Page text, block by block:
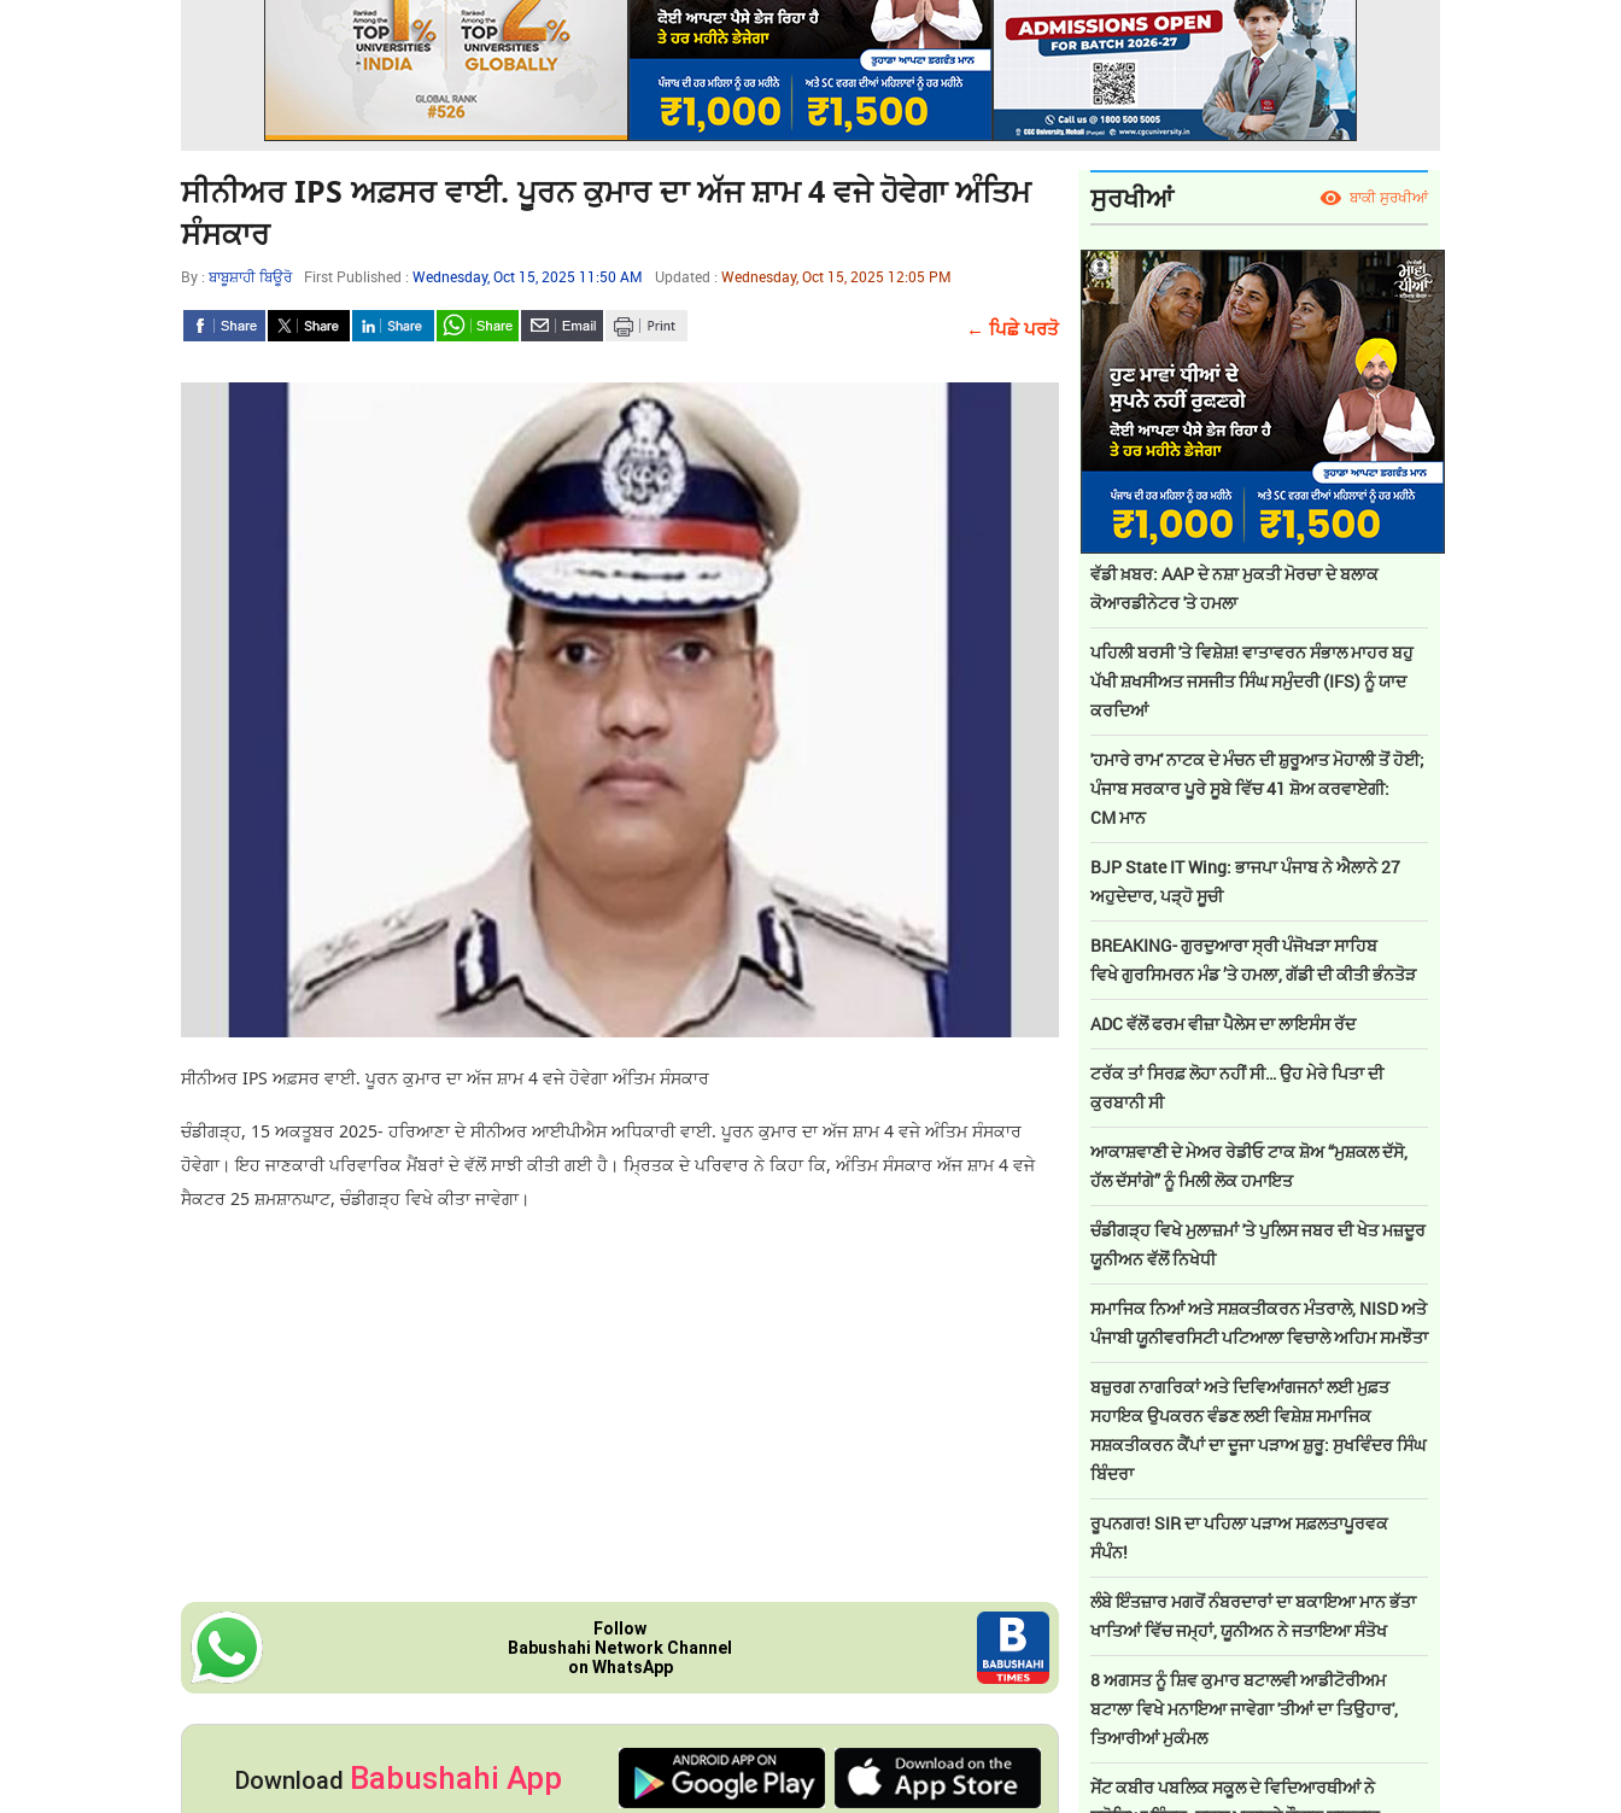
ਸੀਨੀਅਰ IPS ਅਫ਼ਸਰ ਵਾਈ. ਪੂਰਨ ਕੁਮਾਰ ਦਾ ਅੱਜ ਸ਼ਾਮ 4 ਵਜੇ ਹੋਵੇਗਾ ਅੰਤਿਮ
ਸੰਸਕਾਰ
By : ਬਾਬੂਸ਼ਾਹੀ ਬਿਊਰੋ First Published : Wednesday, Oct 15, 2025 11:50 AM Updated : Wednesday, Oct 15, 2025 12:05 PM
← ਪਿਛੇ ਪਰਤੋ
ਸੀਨੀਅਰ IPS ਅਫ਼ਸਰ ਵਾਈ. ਪੂਰਨ ਕੁਮਾਰ ਦਾ ਅੱਜ ਸ਼ਾਮ 4 ਵਜੇ ਹੋਵੇਗਾ ਅੰਤਿਮ ਸੰਸਕਾਰ
ਚੰਡੀਗੜ੍ਹ, 15 ਅਕਤੂਬਰ 2025- ਹਰਿਆਣਾ ਦੇ ਸੀਨੀਅਰ ਆਈਪੀਐਸ ਅਧਿਕਾਰੀ ਵਾਈ. ਪੂਰਨ ਕੁਮਾਰ ਦਾ ਅੱਜ ਸ਼ਾਮ 4 ਵਜੇ ਅੰਤਿਮ ਸੰਸਕਾਰ
ਹੋਵੇਗਾ। ਇਹ ਜਾਣਕਾਰੀ ਪਰਿਵਾਰਿਕ ਮੈਂਬਰਾਂ ਦੇ ਵੱਲੋਂ ਸਾਝੀ ਕੀਤੀ ਗਈ ਹੈ। ਮ੍ਰਿਤਕ ਦੇ ਪਰਿਵਾਰ ਨੇ ਕਿਹਾ ਕਿ, ਅੰਤਿਮ ਸੰਸਕਾਰ ਅੱਜ ਸ਼ਾਮ 4 ਵਜੇ
ਸੈਕਟਰ 25 ਸ਼ਮਸ਼ਾਨਘਾਟ, ਚੰਡੀਗੜ੍ਹ ਵਿਖੇ ਕੀਤਾ ਜਾਵੇਗਾ।
Follow
Babushahi Network Channel
on WhatsApp
Download Babushahi App
ਸੁਰਖੀਆਂ ਬਾਕੀ ਸੁਰਖੀਆਂ
ਵੱਡੀ ਖ਼ਬਰ: AAP ਦੇ ਨਸ਼ਾ ਮੁਕਤੀ ਮੋਰਚਾ ਦੇ ਬਲਾਕ
ਕੋਆਰਡੀਨੇਟਰ 'ਤੇ ਹਮਲਾ
ਪਹਿਲੀ ਬਰਸੀ 'ਤੇ ਵਿਸ਼ੇਸ਼! ਵਾਤਾਵਰਨ ਸੰਭਾਲ ਮਾਹਰ ਬਹੁ
ਪੱਖੀ ਸ਼ਖਸੀਅਤ ਜਸਜੀਤ ਸਿੰਘ ਸਮੁੰਦਰੀ (IFS) ਨੂੰ ਯਾਦ
ਕਰਦਿਆਂ
'ਹਮਾਰੇ ਰਾਮ' ਨਾਟਕ ਦੇ ਮੰਚਨ ਦੀ ਸ਼ੁਰੂਆਤ ਮੋਹਾਲੀ ਤੋਂ ਹੋਈ;
ਪੰਜਾਬ ਸਰਕਾਰ ਪੂਰੇ ਸੂਬੇ ਵਿੱਚ 41 ਸ਼ੋਅ ਕਰਵਾਏਗੀ:
CM ਮਾਨ
BJP State IT Wing: ਭਾਜਪਾ ਪੰਜਾਬ ਨੇ ਐਲਾਨੇ 27
ਅਹੁਦੇਦਾਰ, ਪੜ੍ਹੋ ਸੂਚੀ
BREAKING- ਗੁਰਦੁਆਰਾ ਸ੍ਰੀ ਪੰਜੋਖੜਾ ਸਾਹਿਬ
ਵਿਖੇ ਗੁਰਸਿਮਰਨ ਮੰਡ ’ਤੇ ਹਮਲਾ, ਗੱਡੀ ਦੀ ਕੀਤੀ ਭੰਨਤੋੜ
ADC ਵੱਲੋਂ ਫਰਮ ਵੀਜ਼ਾ ਪੈਲੇਸ ਦਾ ਲਾਇਸੰਸ ਰੱਦ
ਟਰੱਕ ਤਾਂ ਸਿਰਫ਼ ਲੋਹਾ ਨਹੀਂ ਸੀ… ਉਹ ਮੇਰੇ ਪਿਤਾ ਦੀ
ਕੁਰਬਾਨੀ ਸੀ
ਆਕਾਸ਼ਵਾਣੀ ਦੇ ਮੇਅਰ ਰੇਡੀਓ ਟਾਕ ਸ਼ੋਅ “ਮੁਸ਼ਕਲ ਦੱਸੋ,
ਹੱਲ ਦੱਸਾਂਗੇ” ਨੂੰ ਮਿਲੀ ਲੋਕ ਹਮਾਇਤ
ਚੰਡੀਗੜ੍ਹ ਵਿਖੇ ਮੁਲਾਜ਼ਮਾਂ 'ਤੇ ਪੁਲਿਸ ਜਬਰ ਦੀ ਖੇਤ ਮਜ਼ਦੂਰ
ਯੂਨੀਅਨ ਵੱਲੋਂ ਨਿਖੇਧੀ
ਸਮਾਜਿਕ ਨਿਆਂ ਅਤੇ ਸਸ਼ਕਤੀਕਰਨ ਮੰਤਰਾਲੇ, NISD ਅਤੇ
ਪੰਜਾਬੀ ਯੂਨੀਵਰਸਿਟੀ ਪਟਿਆਲਾ ਵਿਚਾਲੇ ਅਹਿਮ ਸਮਝੌਤਾ
ਬਜ਼ੁਰਗ ਨਾਗਰਿਕਾਂ ਅਤੇ ਦਿਵਿਆਂਗਜਨਾਂ ਲਈ ਮੁਫ਼ਤ
ਸਹਾਇਕ ਉਪਕਰਨ ਵੰਡਣ ਲਈ ਵਿਸ਼ੇਸ਼ ਸਮਾਜਿਕ
ਸਸ਼ਕਤੀਕਰਨ ਕੈਂਪਾਂ ਦਾ ਦੂਜਾ ਪੜਾਅ ਸ਼ੁਰੂ: ਸੁਖਵਿੰਦਰ ਸਿੰਘ
ਬਿੰਦਰਾ
ਰੂਪਨਗਰ! SIR ਦਾ ਪਹਿਲਾ ਪੜਾਅ ਸਫ਼ਲਤਾਪੂਰਵਕ
ਸੰਪੰਨ!
ਲੰਬੇ ਇੰਤਜ਼ਾਰ ਮਗਰੋਂ ਨੰਬਰਦਾਰਾਂ ਦਾ ਬਕਾਇਆ ਮਾਨ ਭੱਤਾ
ਖਾਤਿਆਂ ਵਿੱਚ ਜਮ੍ਹਾਂ, ਯੂਨੀਅਨ ਨੇ ਜਤਾਇਆ ਸੰਤੋਖ
8 ਅਗਸਤ ਨੂੰ ਸ਼ਿਵ ਕੁਮਾਰ ਬਟਾਲਵੀ ਆਡੀਟੋਰੀਅਮ
ਬਟਾਲਾ ਵਿਖੇ ਮਨਾਇਆ ਜਾਵੇਗਾ 'ਤੀਆਂ ਦਾ ਤਿਉਹਾਰ',
ਤਿਆਰੀਆਂ ਮੁਕੰਮਲ
ਸੇਂਟ ਕਬੀਰ ਪਬਲਿਕ ਸਕੂਲ ਦੇ ਵਿਦਿਆਰਥੀਆਂ ਨੇ